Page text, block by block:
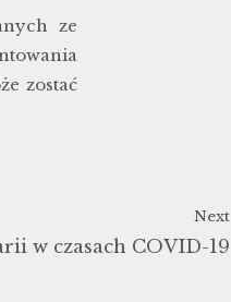
ze
zostać
Next
w czasach COVID-19